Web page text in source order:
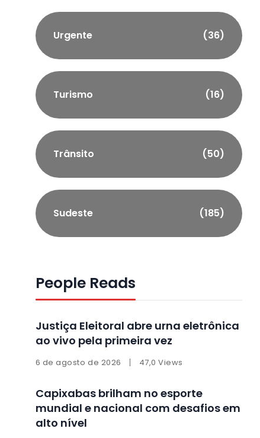
Urgente (36)
Turismo (16)
Trânsito (50)
Sudeste (185)
People Reads
Justiça Eleitoral abre urna eletrônica
ao vivo pela primeira vez
6 de agosto de 2026 47,0 Views
Capixabas brilham no esporte
mundial e nacional com desafios em
alto nível